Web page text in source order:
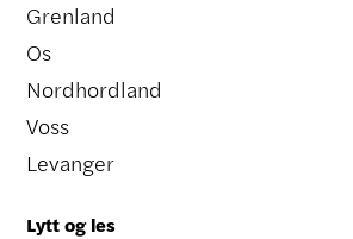
Grenland
Os
Nordhordland
Voss
Levanger
Lytt og les